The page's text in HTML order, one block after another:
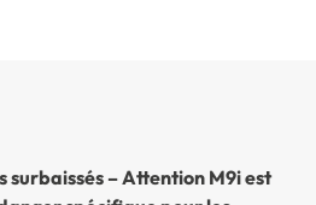
surbaissés – Attention M9i est